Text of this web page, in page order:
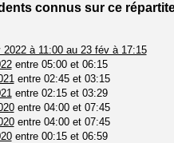
connus sur ce
2022 à 11:00 au 23 fév à 17:15
entre 05:00 et 06:15
entre 02:45 et 03:15
entre 02:15 et 03:29
entre 04:00 et 07:45
entre 04:00 et 07:45
entre 00:15 et 06:59